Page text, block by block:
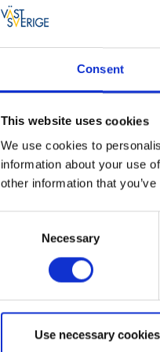
Consent
This website uses cookies
We use cookies to
information about your use
other information that
Necessary
Use necessary
Karlsborgs
eller tar kontakt
Dina rättigheter.
ske personligen
att vi lämnar ut
Om dina uppgifter
kan inte radera
lagstadgat krav på